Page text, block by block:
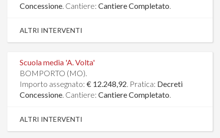
Concessione. Cantiere: Cantiere Completato.
ALTRI INTERVENTI
Scuola media 'A. Volta'
BOMPORTO (MO).
Importo assegnato: € 12.248,92. Pratica: Decreti
Concessione. Cantiere: Cantiere Completato.
ALTRI INTERVENTI